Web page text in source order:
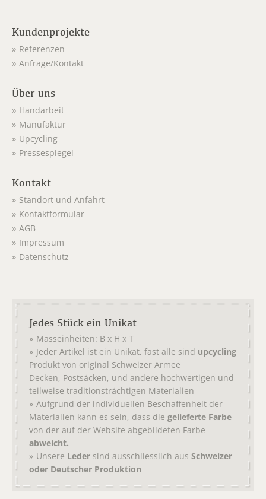
Kundenprojekte
Referenzen
Anfrage/Kontakt
Über uns
Handarbeit
Manufaktur
Upcycling
Pressespiegel
Kontakt
Standort und Anfahrt
Kontaktformular
AGB
Impressum
Datenschutz
Jedes Stück ein Unikat
Masseinheiten: B x H x T
Jeder Artikel ist ein Unikat, fast alle sind upcycling
Produkt von original Schweizer Armee
Decken, Postsäcken, und andere hochwertigen und
teilweise traditionsträchtigen Materialien
Aufgrund der individuellen Beschaffenheit der
Materialien kann es sein, dass die gelieferte Farbe
von der auf der Website abgebildeten Farbe
abweicht.
Unsere Leder sind ausschliesslich aus Schweizer
oder Deutscher Produktion